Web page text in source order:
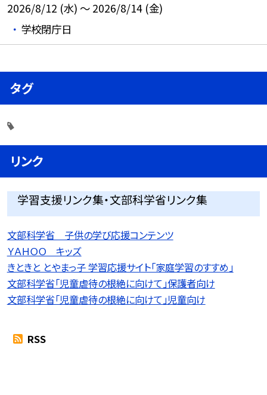
2026/8/12 (水) ～ 2026/8/14 (金)
学校閉庁日
タグ
リンク
学習支援リンク集・文部科学省リンク集
文部科学省 子供の学び応援コンテンツ
ＹＡＨＯＯ キッズ
きときと とやまっ子 学習応援サイト「家庭学習のすすめ」
文部科学省「児童虐待の根絶に向けて」保護者向け
文部科学省「児童虐待の根絶に向けて」児童向け
RSS